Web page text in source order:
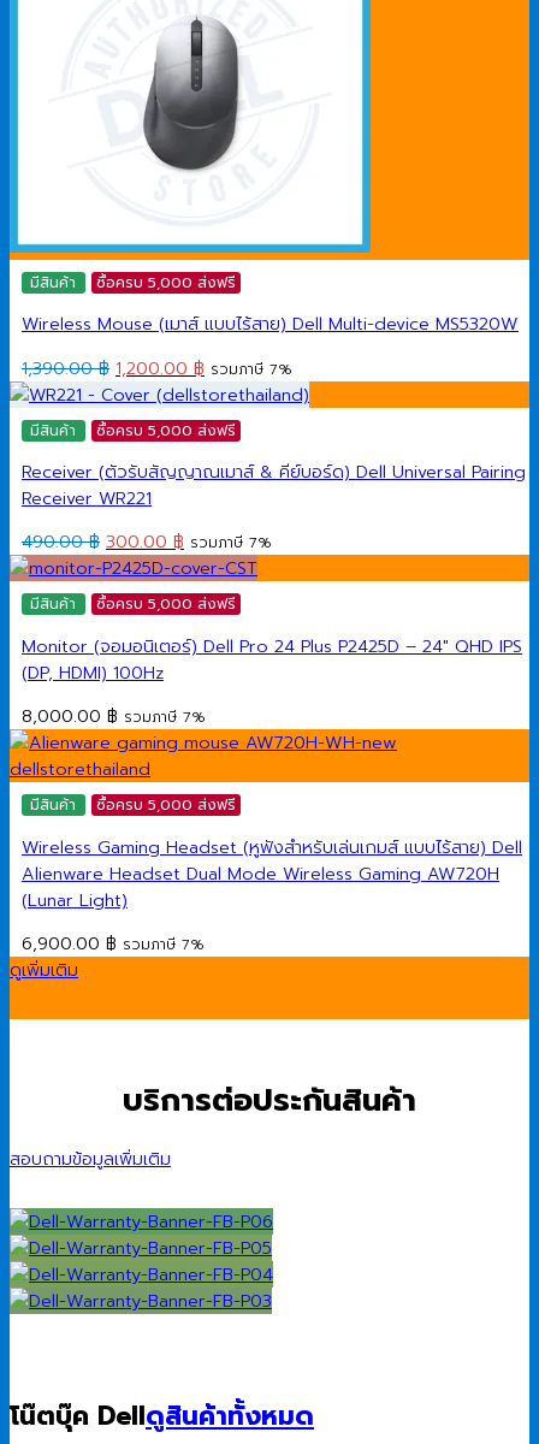
มีสินค้า ซื้อครบ 5,000 ส่งฟรี
Wireless Mouse (เมาส์ แบบไร้สาย) Dell Multi-device MS5320W
1,390.00฿ Original
price
was:
1,390.00 ฿.
1,200.00 ฿ Current
price
is:
1,200.00 ฿.
รวมภาษี 7%
มีสินค้า ซื้อครบ 5,000 ส่งฟรี
Receiver (ตัวรับสัญญาณเมาส์ & คีย์บอร์ด) Dell Universal Pairing
Receiver WR221
490.00฿ Original
price
was:
490.00 ฿.
300.00฿ Current
price
is:
300.00 ฿.
รวมภาษี 7%
มีสินค้า ซื้อครบ 5,000 ส่งฟรี
Monitor (จอมอนิเตอร์) Dell Pro 24 Plus P2425D – 24″ QHD IPS
(DP, HDMI) 100Hz
8,000.00 ฿ รวมภาษี 7%
มีสินค้า ซื้อครบ 5,000 ส่งฟรี
Wireless Gaming Headset (หูฟังสำหรับเล่นเกมส์ แบบไร้สาย) Dell
Alienware Headset Dual Mode Wireless Gaming AW720H
(Lunar Light)
6,900.00 ฿ รวมภาษี 7%
ดูเพิ่มเติม
บริการต่อประกันสินค้า
สอบถามข้อมูลเพิ่มเติม
โน๊ตบุ๊ค Dellดูสินค้าทั้งหมด